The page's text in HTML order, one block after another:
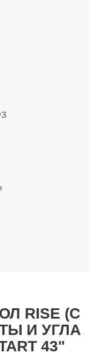
RISE (С
И УГЛА
43"